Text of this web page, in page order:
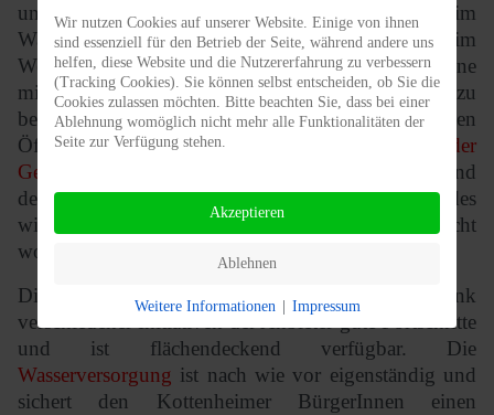
uns das Hochwasser in 2021 gezeigt hat. Das im
Wahlprogramm geforderte Verkehrsgutachten ist im
Werden. Ortsbesichtigungen und Erörterungstermine
mit dem beauftragten Ingenieurbüro haben dazu
beigetragen, das Konzept demnächst der breiten
Öffentlichkeit vorstellen zu können. Zum
Ausbau der
Gemeindestraßen
ist eine Prioritätenliste erstellt und
deren Finanzierung durch die Einführung des
wiederkehrenden Beitrags sozial verträglicher gemacht
worden.
Die
Versorgung mit schnellem Internet
macht Dank
verschiedener Initiativen der Anbieter gute Fortschritte
und ist flächendeckend verfügbar. Die
Wasserversorgung ist nach wie vor eigenständig und
sichert den Kottenheimer BürgerInnen einen
Wir nutzen Cookies auf unserer Website. Einige von ihnen
sind essenziell für den Betrieb der Seite, während andere uns
helfen, diese Website und die Nutzererfahrung zu verbessern
(Tracking Cookies). Sie können selbst entscheiden, ob Sie die
Cookies zulassen möchten. Bitte beachten Sie, dass bei einer
Ablehnung womöglich nicht mehr alle Funktionalitäten der
Seite zur Verfügung stehen.
Akzeptieren
Ablehnen
Weitere Informationen Impressum